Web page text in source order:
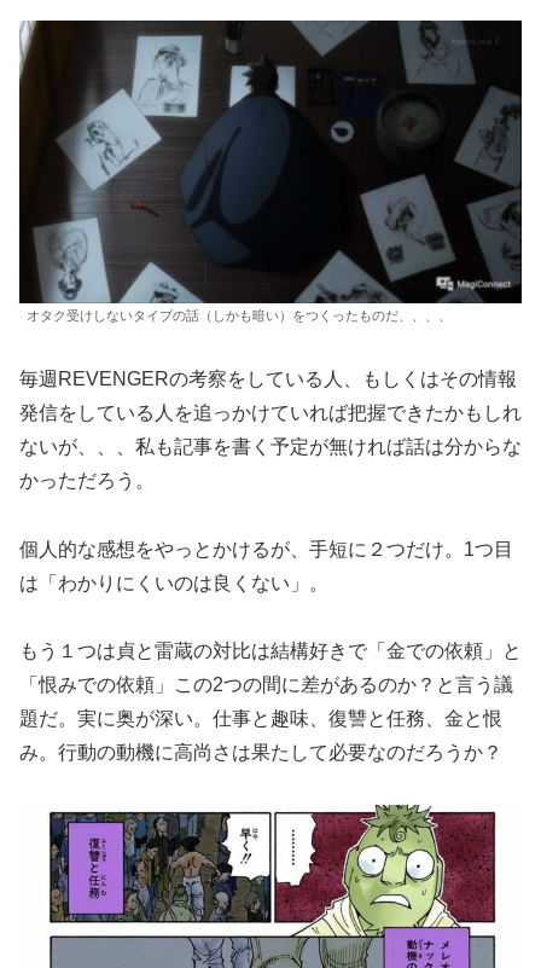
オタク受けしないタイプの話（しかも暗い）をつくったものだ、、、、
毎週REVENGERの考察をしている人、もしくはその情報
発信をしている人を追っかけていれば把握できたかもしれ
ないが、、、私も記事を書く予定が無ければ話は分からな
かっただろう。
個人的な感想をやっとかけるが、手短に２つだけ。1つ目
は「わかりにくいのは良くない」。
もう１つは貞と雷蔵の対比は結構好きで「金での依頼」と
「恨みでの依頼」この2つの間に差があるのか？と言う議
題だ。実に奥が深い。仕事と趣味、復讐と任務、金と恨
み。行動の動機に高尚さは果たして必要なのだろうか？